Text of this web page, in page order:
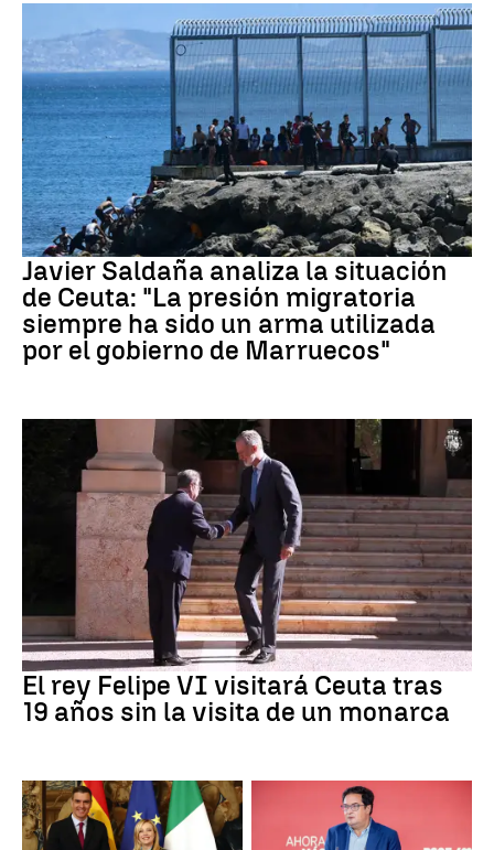
Crisis migratoria Ceuta
Javier Saldaña analiza la situación
de Ceuta: "La presión migratoria
siempre ha sido un arma utilizada
por el gobierno de Marruecos"
Crisis Migratoria
El rey Felipe VI visitará Ceuta tras
19 años sin la visita de un monarca